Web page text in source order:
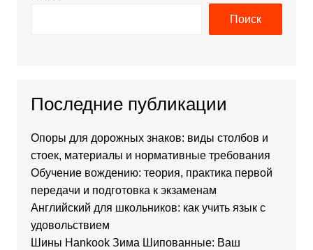
Поиск
Последние публикации
Опоры для дорожных знаков: виды столбов и
стоек, материалы и нормативные требования
Обучение вождению: теория, практика первой
передачи и подготовка к экзаменам
Английский для школьников: как учить язык с
удовольствием
Шины Hankook Зима Шипованные: Ваш